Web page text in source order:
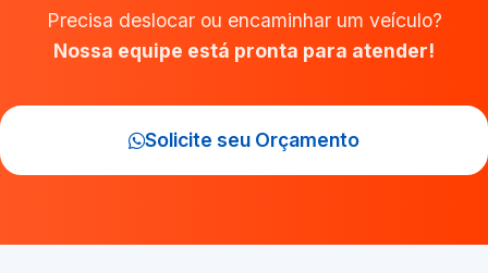
Precisa deslocar ou encaminhar um veículo?
Nossa equipe está pronta para atender!
Solicite seu Orçamento